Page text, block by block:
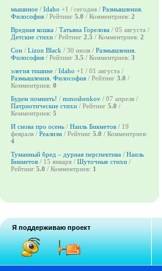
мышиное / Idaho +1 / сегодня / Размышления.
Философия / Рейтинг 5.0 / Комментриев: 2
Вредная кошка / Татьяна Горелова / 05 августа /
Детские стихи / Рейтинг 2.5 / Комментриев: 2
Сон / Lizon Black / 30 июля / Размышления.
Философия / Рейтинг 3.5 / Комментриев: 3
элегия тишине / Idaho +1 / 01 августа /
Размышления. Философия / Рейтинг 3.0 /
Комментриев: 0
Будем помнить! / mmoshenkov / 07 апреля /
Патриотические стихи / Рейтинг 5.0 /
Комментриев: 5
И снова про осень / Наиль Бикметов / 19
февраля / Реализм / Рейтинг 5.0 / Комментриев:
4
Туманный бред – дурная перспектива / Наиль
Бикметов / 15 января / Шуточные стихи /
Рейтинг 5.0 / Комментриев: 1
Я поддерживаю проект